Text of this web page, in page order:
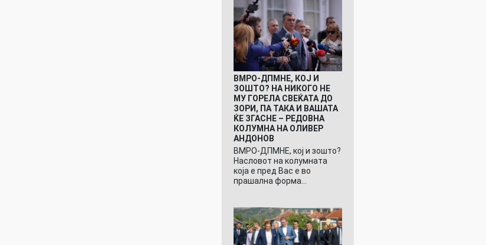
ВМРО-ДПМНЕ, КОЈ И
ЗОШТО? НА НИКОГО НЕ
МУ ГОРЕЛА СВЕЌАТА ДО
ЗОРИ, ПА ТАКА И ВАШАТА
ЌЕ ЗГАСНЕ – РЕДОВНА
КОЛУМНА НА ОЛИВЕР
АНДОНОВ
ВМРО-ДПМНЕ, кој и зошто?
Насловот на колумната
која е пред Вас е во
прашална форма…